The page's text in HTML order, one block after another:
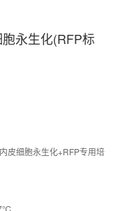
永生化(RFP标
皮细胞永生化+RFP专用培